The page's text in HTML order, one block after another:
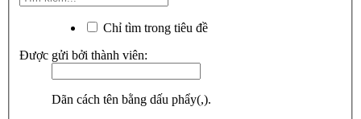
Chỉ tìm trong tiêu đề
Được gửi bởi thành viên:
Dãn cách tên bằng dấu phẩy(,).